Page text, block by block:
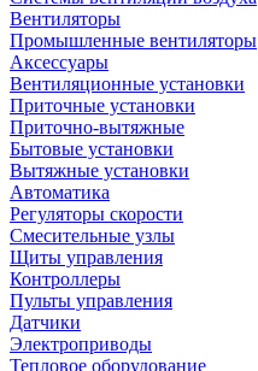
Вентиляторы
Промышленные вентиляторы
Аксессуары
Вентиляционные установки
Приточные установки
Приточно-вытяжные
Бытовые установки
Вытяжные установки
Автоматика
Регуляторы скорости
Смесительные узлы
Щиты управления
Контроллеры
Пульты управления
Датчики
Электроприводы
Тепловое оборудование